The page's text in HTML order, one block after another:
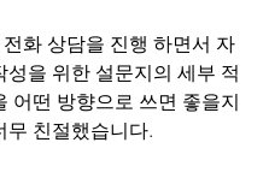
화 상담을 진행 하면서 자
성을 위한 설문지의 세부 적
어떤 방향으로 쓰면 좋을지
무 친절했습니다.